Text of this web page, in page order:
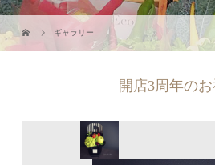
ギャラリー
開店3周年の